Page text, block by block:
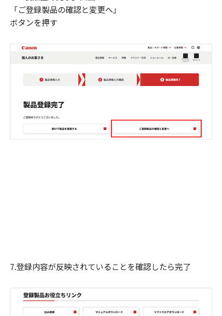
「ご登録製品の確認と変更へ」
ボタンを押す
7.登録内容が反映されていることを確認したら完了